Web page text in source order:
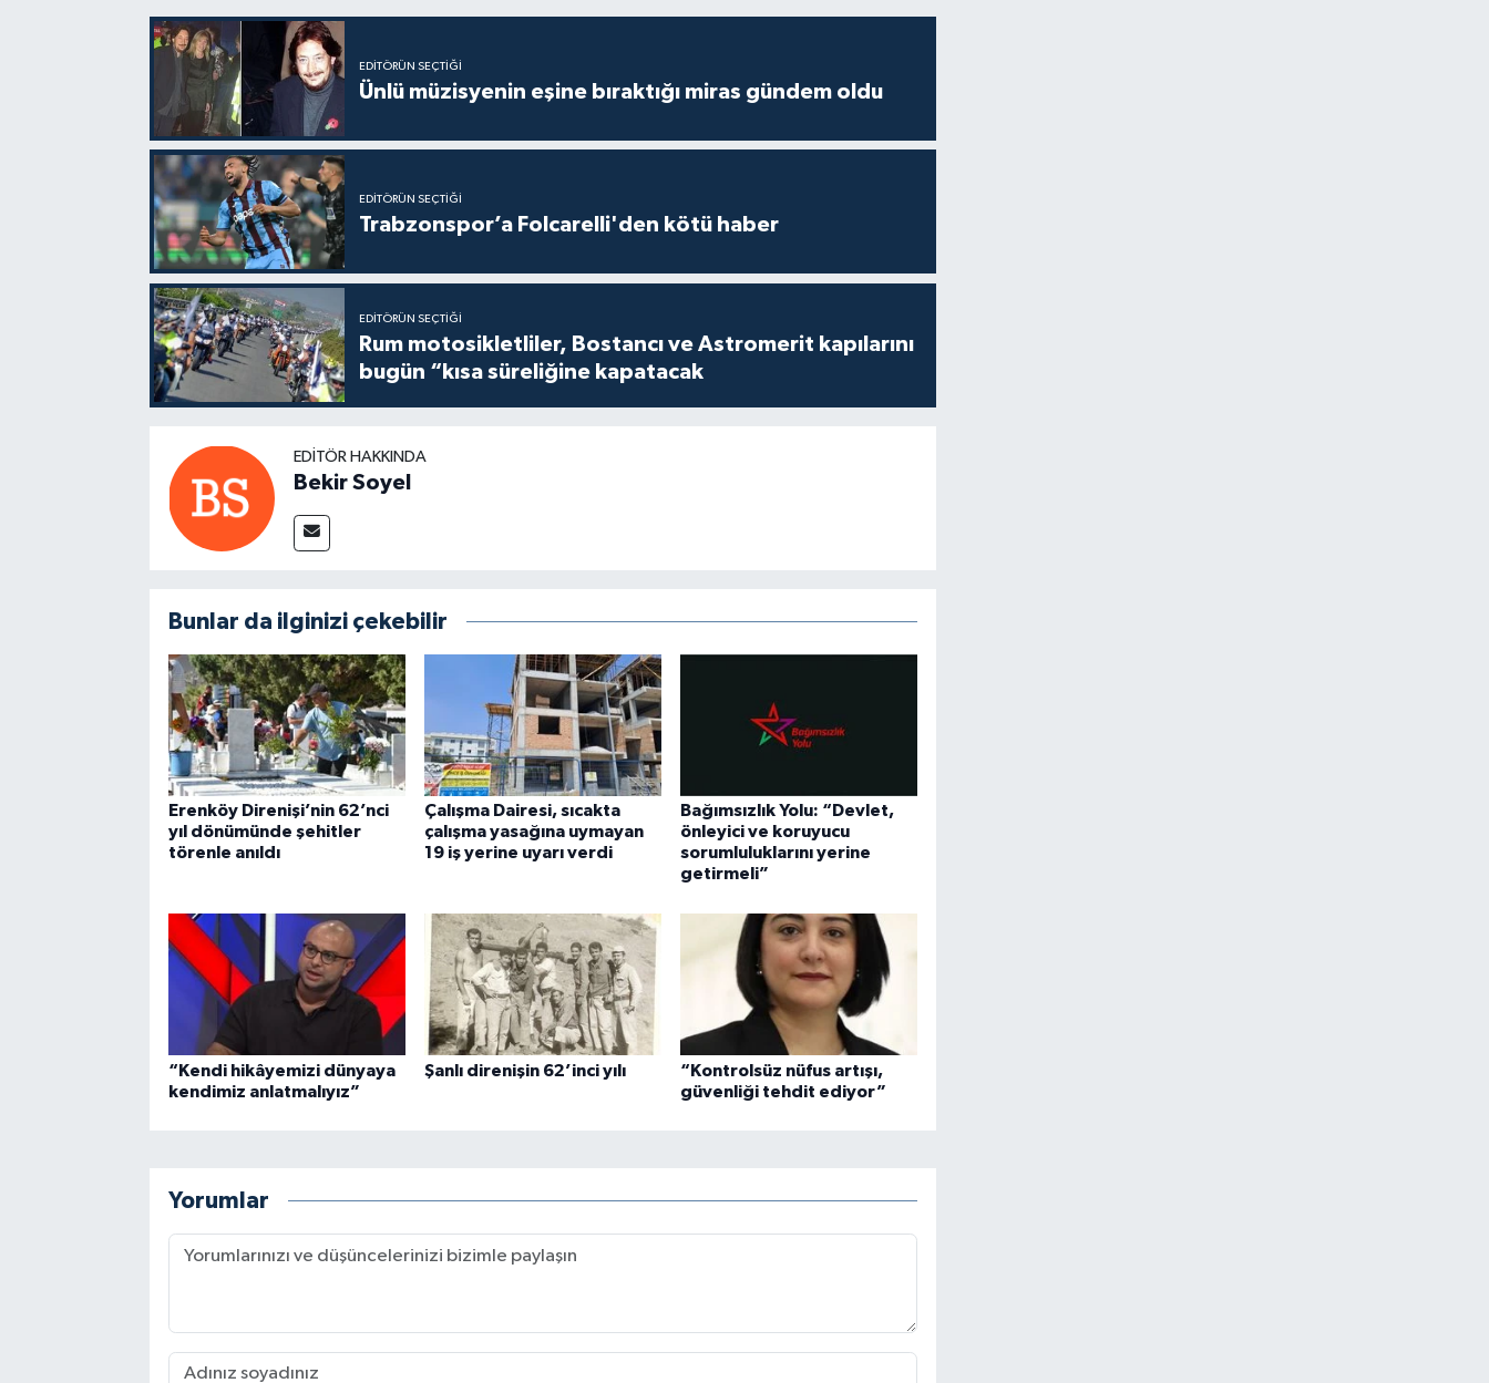
EDITÖRÜN SEÇTIĞI
Ünlü müzisyenin eşine bıraktığı miras gündem oldu
EDITÖRÜN SEÇTIĞI
Trabzonspor’a Folcarelli'den kötü haber
EDITÖRÜN SEÇTIĞI
Rum motosikletliler, Bostancı ve Astromerit kapılarını
bugün “kısa süreliğine kapatacak
EDITÖR HAKKINDA
Bekir Soyel
Bunlar da ilginizi çekebilir
Erenköy Direnişi’nin 62’nci
yıl dönümünde şehitler
törenle anıldı
Çalışma Dairesi, sıcakta
çalışma yasağına uymayan
19 iş yerine uyarı verdi
Bağımsızlık Yolu: “Devlet,
önleyici ve koruyucu
sorumluluklarını yerine
getirmeli”
“Kendi hikâyemizi dünyaya
kendimiz anlatmalıyız”
Şanlı direnişin 62’inci yılı
“Kontrolsüz nüfus artışı,
güvenliği tehdit ediyor”
Yorumlar